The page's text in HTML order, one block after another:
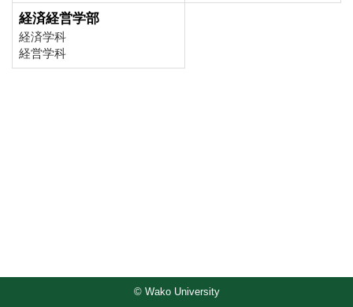
経済経営学部
経済学科
経営学科
© Wako University